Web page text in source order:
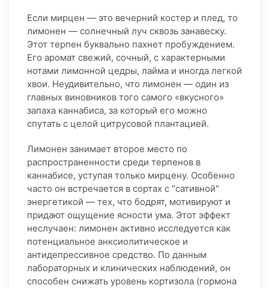
Если мирцен — это вечерний костер и плед, то
лимонен — солнечный луч сквозь занавеску.
Этот терпен буквально пахнет пробуждением.
Его аромат свежий, сочный, с характерными
нотами лимонной цедры, лайма и иногда легкой
хвои. Неудивительно, что лимонен — один из
главных виновников того самого «вкусного»
запаха каннабиса, за который его можно
спутать с целой цитрусовой плантацией.
Лимонен занимает второе место по
распространенности среди терпенов в
каннабисе, уступая только мирцену. Особенно
часто он встречается в сортах с "сативной"
энергетикой — тех, что бодрят, мотивируют и
придают ощущение ясности ума. Этот эффект
неслучаен: лимонен активно исследуется как
потенциальное анксиолитическое и
антидепрессивное средство. По данным
лабораторных и клинических наблюдений, он
способен снижать уровень кортизола (гормона